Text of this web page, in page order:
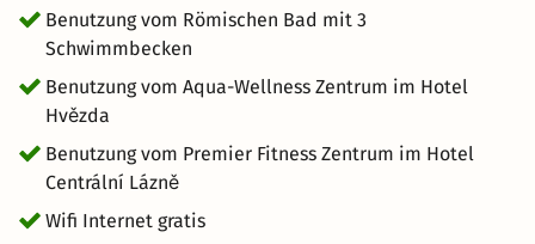
Benutzung vom Römischen Bad mit 3
Schwimmbecken
Benutzung vom Aqua-Wellness Zentrum im Hotel
Hvězda
Benutzung vom Premier Fitness Zentrum im Hotel
Centrální Lázně
Wifi Internet gratis